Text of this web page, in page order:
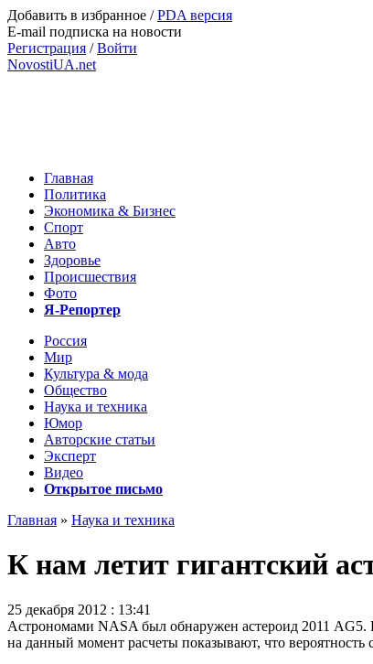
Добавить в избранное /PDA версия
E-mail подписка на новости
Регистрация /Войти
NovostiUA.net
Главная
Политика
Экономика & Бизнес
Спорт
Авто
Здоровье
Происшествия
Фото
Я-Репортер
Россия
Мир
Культура & мода
Общество
Наука и техника
Юмор
Авторские статьи
Эксперт
Видео
Открытое письмо
Главная » Наука и техника
К нам летит гигантский
25 декабря 2012 : 13:41
Астрономами NASA был обнаружен астероид 2011 AG5.
на данный момент расчеты показывают, что вероятность